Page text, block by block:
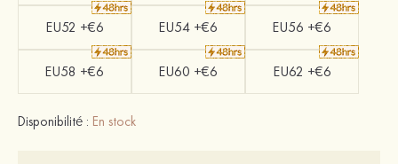
EU52 +€6 EU54 +€6 EU56 +€6
EU58 +€6 EU60 +€6 EU62 +€6
Disponibilité : En stock